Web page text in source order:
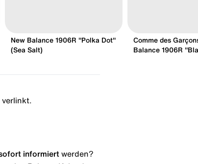
New Balance 1906R "Polka Dot"
(Sea Salt)
Comme des
Balance 1906R
informiert werden?